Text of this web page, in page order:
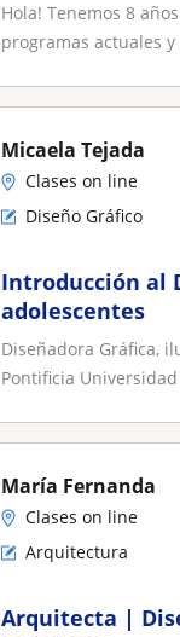
Hola! Tenemos 8
programas actuales
Micaela Tejada
Clases on line
Diseño Gráfico
Introducción al
adolescentes
Diseñadora Gráfica,
Pontificia
María Fernanda
Clases on line
Arquitectura
Arquitecta |